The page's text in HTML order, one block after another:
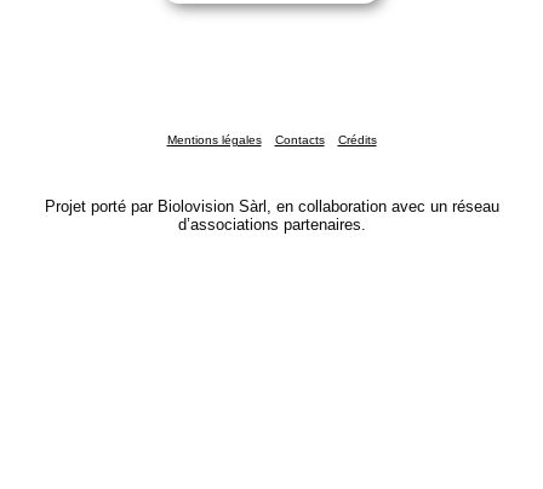
Mentions légales Contacts Crédits
Projet porté par Biolovision Sàrl, en collaboration avec un réseau
d’associations partenaires.